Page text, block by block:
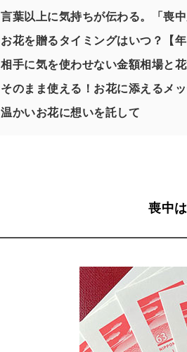
言葉以上に気持ちが伝わる。「喪
お花を贈るタイミングはいつ？【年
相手に気を使わせない金額相場と
そのまま使える！お花に添えるメ
温かいお花に想いを託して
喪中